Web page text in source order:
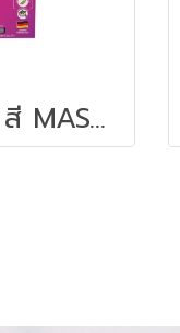
สีไม้สั้น 12 สี MASTER ART S-SERIES